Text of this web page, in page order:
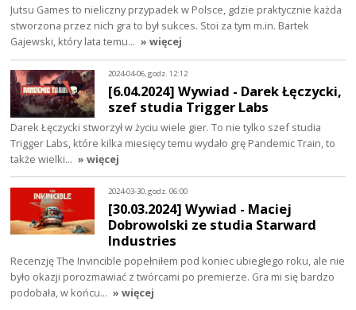
Jutsu Games to nieliczny przypadek w Polsce, gdzie praktycznie każda
stworzona przez nich gra to był sukces. Stoi za tym m.in. Bartek
Gajewski, który lata temu… » więcej
2024-04-06, godz. 12:12
[6.04.2024] Wywiad - Darek Łęczycki,
szef studia Trigger Labs
Darek Łęczycki stworzył w życiu wiele gier. To nie tylko szef studia
Trigger Labs, które kilka miesięcy temu wydało grę Pandemic Train, to
także wielki… » więcej
2024-03-30, godz. 06:00
[30.03.2024] Wywiad - Maciej
Dobrowolski ze studia Starward
Industries
Recenzję The Invincible popełniłem pod koniec ubiegłego roku, ale nie
było okazji porozmawiać z twórcami po premierze. Gra mi się bardzo
podobała, w końcu… » więcej